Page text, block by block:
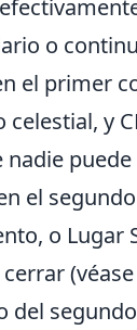
o
el primer
y
nadie
el segundo
o Lugar
del